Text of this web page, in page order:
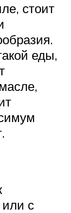
стоит
еды,
с